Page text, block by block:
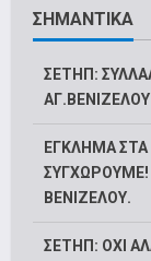
ΣΗΜΑΝΤΙΚΑ
ΣΕΤΗΠ:
ΑΓ.ΒΕΝΙΖΕΛΟΥ
ΕΓΚΛΗΜΑ
ΣΥΓΧΩΡΟΥΜΕ!
ΒΕΝΙΖΕΛΟΥ.
ΣΕΤΗΠ: ΟΧΙ